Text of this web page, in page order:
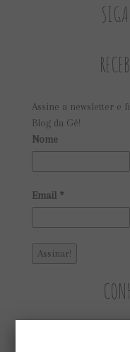
Assine a newsletter e
Blog da Gê!
Nome
Email *